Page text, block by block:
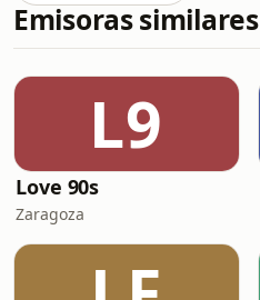
Emisoras similares
L9
Love 90s
Zaragoza